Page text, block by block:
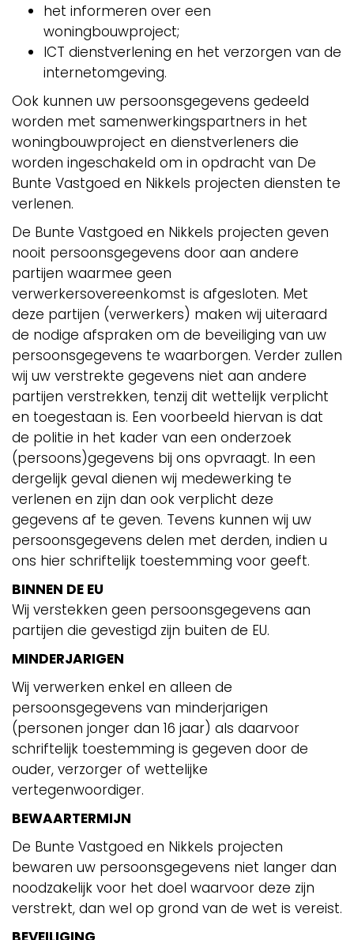
het informeren over een
woningbouwproject;
ICT dienstverlening en het verzorgen van de
internetomgeving.
Ook kunnen uw persoonsgegevens gedeeld
worden met samenwerkingspartners in het
woningbouwproject en dienstverleners die
worden ingeschakeld om in opdracht van De
Bunte Vastgoed en Nikkels projecten diensten te
verlenen.
De Bunte Vastgoed en Nikkels projecten geven
nooit persoonsgegevens door aan andere
partijen waarmee geen
verwerkersovereenkomst is afgesloten. Met
deze partijen (verwerkers) maken wij uiteraard
de nodige afspraken om de beveiliging van uw
persoonsgegevens te waarborgen. Verder zullen
wij uw verstrekte gegevens niet aan andere
partijen verstrekken, tenzij dit wettelijk verplicht
en toegestaan is. Een voorbeeld hiervan is dat
de politie in het kader van een onderzoek
(persoons)gegevens bij ons opvraagt. In een
dergelijk geval dienen wij medewerking te
verlenen en zijn dan ook verplicht deze
gegevens af te geven. Tevens kunnen wij uw
persoonsgegevens delen met derden, indien u
ons hier schriftelijk toestemming voor geeft.
BINNEN DE EU
Wij verstekken geen persoonsgegevens aan
partijen die gevestigd zijn buiten de EU.
MINDERJARIGEN
Wij verwerken enkel en alleen de
persoonsgegevens van minderjarigen
(personen jonger dan 16 jaar) als daarvoor
schriftelijk toestemming is gegeven door de
ouder, verzorger of wettelijke
vertegenwoordiger.
BEWAARTERMIJN
De Bunte Vastgoed en Nikkels projecten
bewaren uw persoonsgegevens niet langer dan
noodzakelijk voor het doel waarvoor deze zijn
verstrekt, dan wel op grond van de wet is vereist.